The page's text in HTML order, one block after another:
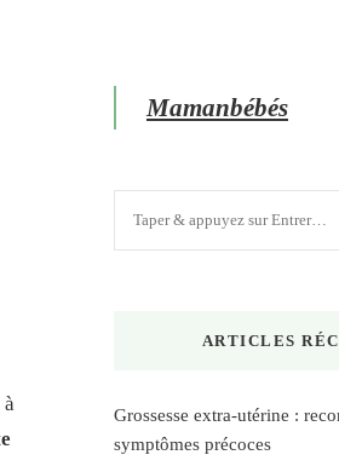
à
Mamanbébés
ARTICLES
Grossesse extra-utérine :
symptômes précoces